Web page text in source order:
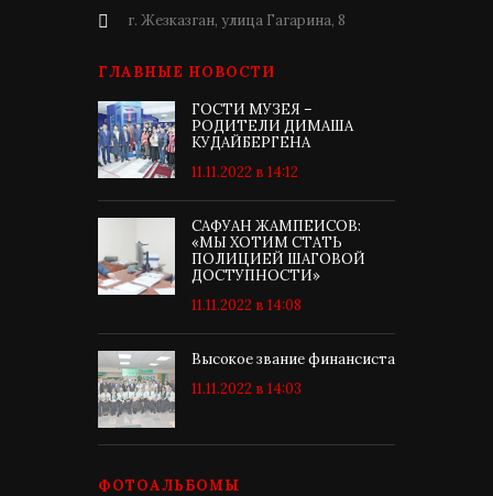
г. Жезказган, улица Гагарина, 8
ГЛАВНЫЕ НОВОСТИ
ГОСТИ МУЗЕЯ –
РОДИТЕЛИ ДИМАША
КУДАЙБЕРГЕНА
11.11.2022 в 14:12
САФУАН ЖАМПЕИСОВ:
«МЫ ХОТИМ СТАТЬ
ПОЛИЦИЕЙ ШАГОВОЙ
ДОСТУПНОСТИ»
11.11.2022 в 14:08
Высокое звание финансиста
11.11.2022 в 14:03
ФОТОАЛЬБОМЫ